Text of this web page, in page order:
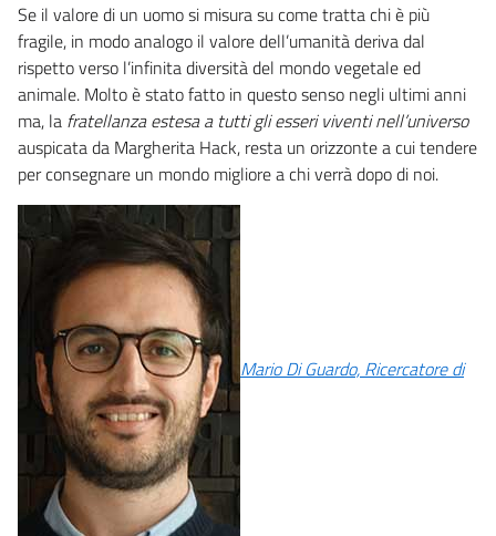
Se il valore di un uomo si misura su come tratta chi è più
fragile, in modo analogo il valore dell’umanità deriva dal
rispetto verso l’infinita diversità del mondo vegetale ed
animale. Molto è stato fatto in questo senso negli ultimi anni
ma, la fratellanza estesa a tutti gli esseri viventi nell’universo
auspicata da Margherita Hack, resta un orizzonte a cui tendere
per consegnare un mondo migliore a chi verrà dopo di noi.
Mario Di Guardo, Ricercatore di